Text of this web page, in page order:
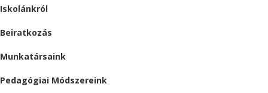
Iskolánkról
Beiratkozás
Munkatársaink
Pedagógiai Módszereink